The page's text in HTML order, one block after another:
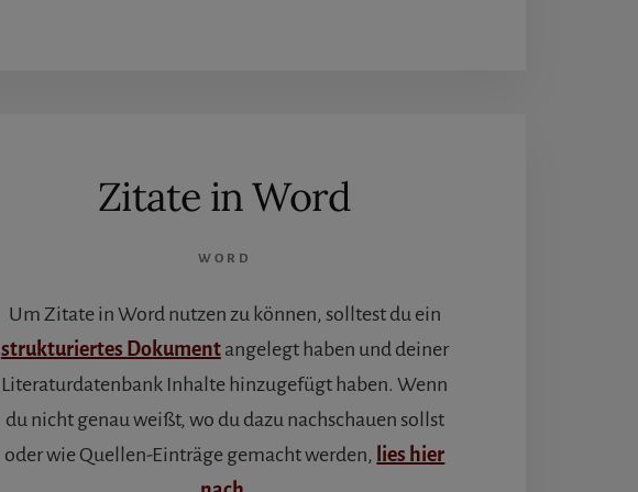
Zitate in Word
WORD
Um Zitate in Word nutzen zu können, solltest du ein
strukturiertes Dokumentangelegt haben und deiner
Literaturdatenbank Inhalte hinzugefügt haben. Wenn
du nicht genau weißt, wo du dazu nachschauen sollst
oder wie Quellen-Einträge gemacht werden, lies hier